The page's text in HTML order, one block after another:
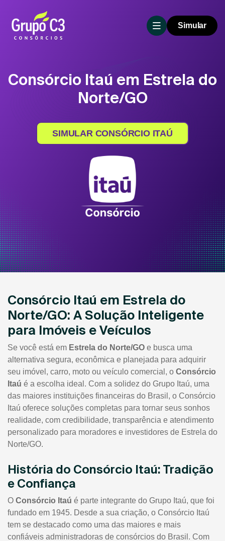
Simular
Consórcio Itaú em Estrela do
Norte/GO
SIMULAR CONSÓRCIO ITAÚ
Consórcio Itaú em Estrela do
Norte/GO: A Solução Inteligente
para Imóveis e Veículos
Se você está em Estrela do Norte/GO e busca uma
alternativa segura, econômica e planejada para adquirir
seu imóvel, carro, moto ou veículo comercial, o Consórcio
Itaú é a escolha ideal. Com a solidez do Grupo Itaú, uma
das maiores instituições financeiras do Brasil, o Consórcio
Itaú oferece soluções completas para tornar seus sonhos
realidade, com credibilidade, transparência e atendimento
personalizado para moradores e investidores de Estrela do
Norte/GO.
História do Consórcio Itaú: Tradição
e Confiança
O Consórcio Itaú é parte integrante do Grupo Itaú, que foi
fundado em 1945. Desde a sua criação, o Consórcio Itaú
tem se destacado como uma das maiores e mais
confiáveis administradoras de consórcios do Brasil. Com